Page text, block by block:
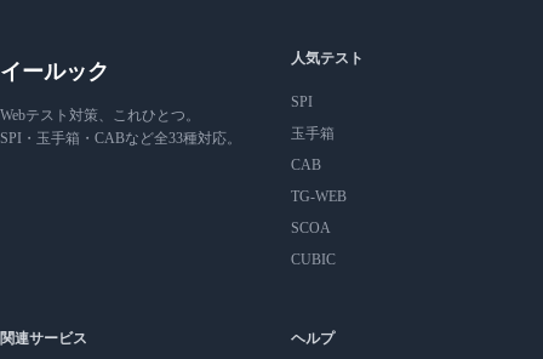
イールック
Webテスト対策、これひとつ。
SPI・玉手箱・CABなど全33種対応。
人気テスト
SPI
玉手箱
CAB
TG-WEB
SCOA
CUBIC
関連サービス ヘルプ